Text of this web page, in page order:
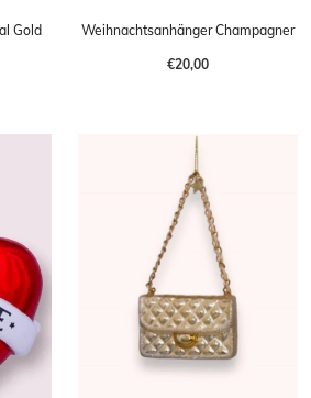
Gold Weihnachtsanhänger Champagner
€20,00